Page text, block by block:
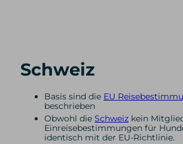
Schweiz
Basis sind die EU
beschrieben
Obwohl die Schweiz kein
Einreisebestimmungen für
identisch mit der EU-Richtlinie.